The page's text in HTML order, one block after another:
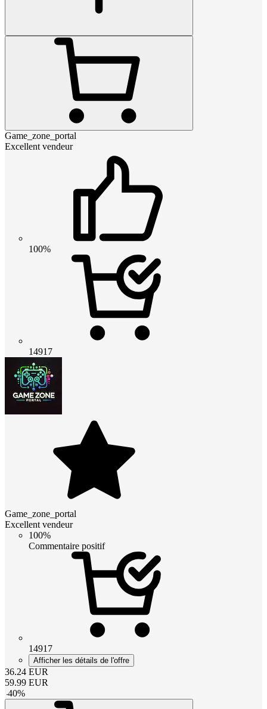
Game_zone_portal
Excellent vendeur
100%
14917
Game_zone_portal
Excellent vendeur
100%
Commentaire positif
14917
Afficher les détails de l'offre
36.24 EUR
59.99 EUR
-40%